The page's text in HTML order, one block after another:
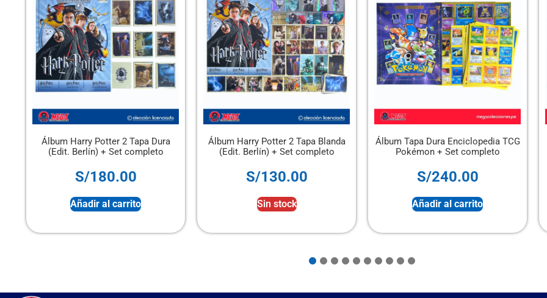
2 Tapa Dura
completo
Álbum Harry Potter 2 Tapa Blanda
(Edit. Berlín) + Set completo
Álbum Tapa Dura Enciclopedia TCG
Pokémon + Set completo
Álbum Pasión de
completo
Añadir al carrito